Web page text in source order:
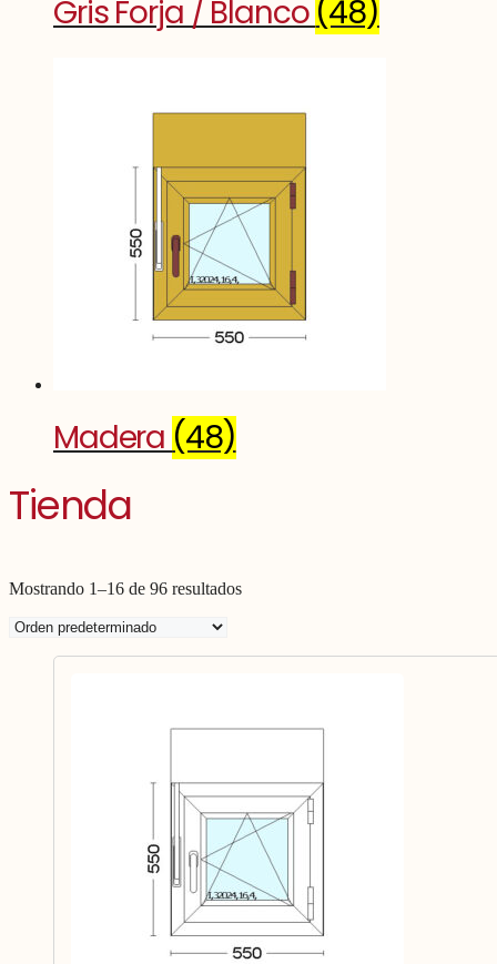
Gris Forja / Blanco (48)
Madera (48)
Tienda
Mostrando 1–16 de 96 resultados